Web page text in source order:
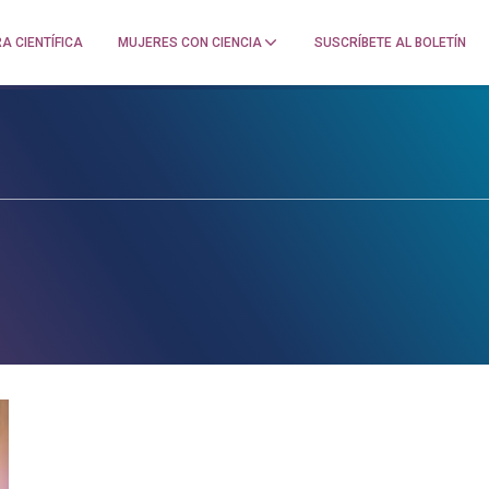
CIENTÍFICA MUJERES CON CIENCIA SUSCRÍBETE AL BOLETÍN